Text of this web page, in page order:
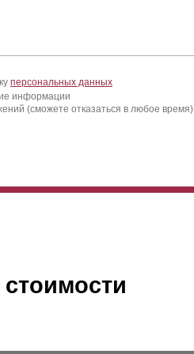
персональных данных
информации
(сможете отказаться в любое время)
стоимости